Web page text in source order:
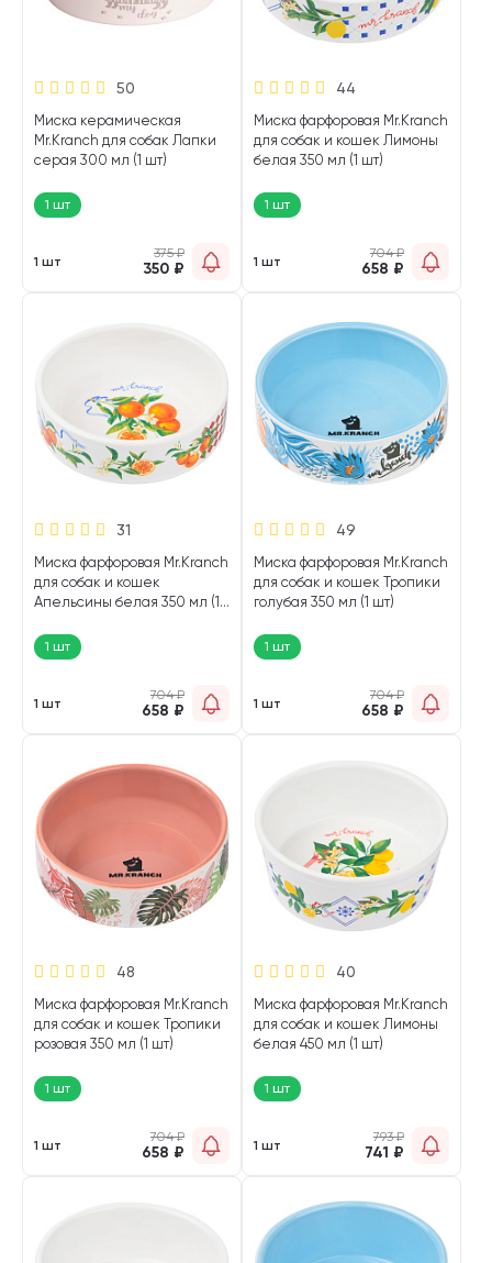
50
Миска керамическая
Mr.Kranch для собак Лапки
серая 300 мл (1 шт)
1 шт
1 шт
375₽
350 ₽
44
Миска фарфоровая Mr.Kranch
для собак и кошек Лимоны
белая 350 мл (1 шт)
1 шт
1 шт
704₽
658 ₽
31
Миска фарфоровая Mr.Kranch
для собак и кошек
Апельсины белая 350 мл (1
1 шт
1 шт
704₽
658 ₽
49
Миска фарфоровая Mr.Kranch
для собак и кошек Тропики
голубая 350 мл (1 шт)
1 шт
1 шт
704₽
658 ₽
48
Миска фарфоровая Mr.Kranch
для собак и кошек Тропики
розовая 350 мл (1 шт)
1 шт
1 шт
704₽
658 ₽
40
Миска фарфоровая Mr.Kranch
для собак и кошек Лимоны
белая 450 мл (1 шт)
1 шт
1 шт
793₽
741 ₽